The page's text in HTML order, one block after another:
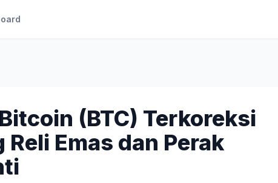
(BTC) Terkoreksi
Reli Emas dan Perak